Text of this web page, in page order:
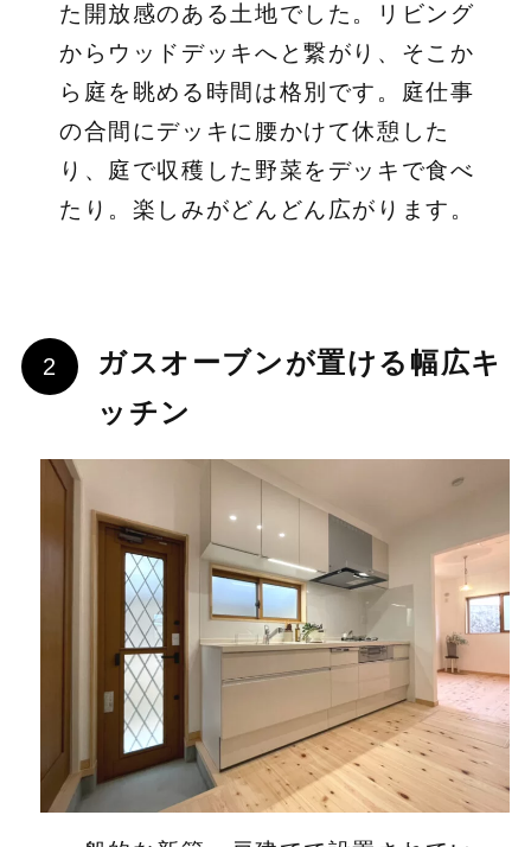
た開放感のある土地でした。リビング
からウッドデッキへと繋がり、そこか
ら庭を眺める時間は格別です。庭仕事
の合間にデッキに腰かけて休憩した
り、庭で収穫した野菜をデッキで食べ
たり。楽しみがどんどん広がります。
ガスオーブンが置ける幅広キ
ッチン